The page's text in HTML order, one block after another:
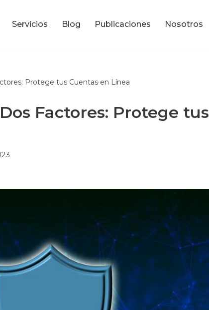
Servicios Blog Publicaciones Nosotros
Protege tus Cuentas en Línea
Factores: Protege tus